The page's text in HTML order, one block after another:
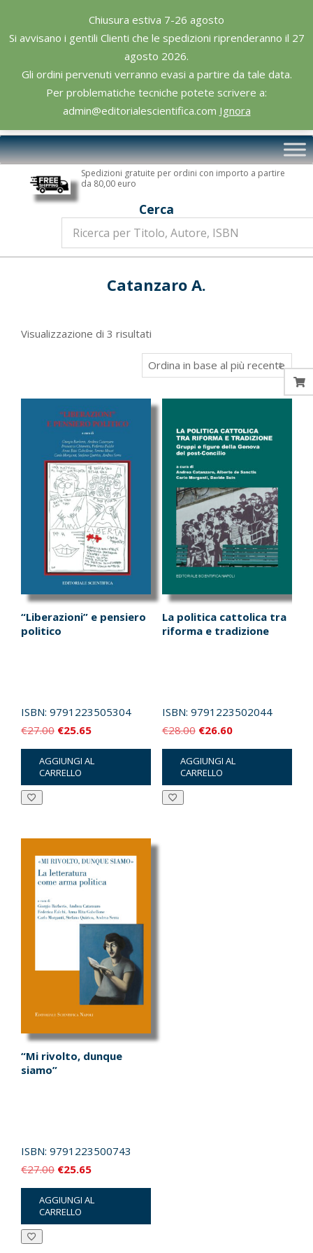
Chiusura estiva 7-26 agosto
Si avvisano i gentili Clienti che le spedizioni riprenderanno il 27
agosto 2026.
Gli ordini pervenuti verranno evasi a partire da tale data.
Per problematiche tecniche potete scrivere a:
admin@editorialescientifica.com Ignora
content
Editoriale
Scientifica
Primary
Navigation
Spedizioni gratuite per ordini con importo a partire
da 80,00 euro
Cerca
Catanzaro A.
Visualizzazione di 3 risultati
in
base
più
“Liberazioni” e pensiero
politico
ISBN: 9791223505304
€27.00 Il
prezzo
originale
era:
€25.65Il
prezzo
attuale
è:
AGGIUNGI AL
CARRELLO
La politica cattolica tra
riforma e tradizione
ISBN: 9791223502044
€28.00 Il
prezzo
originale
era:
€26.60Il
prezzo
attuale
è:
AGGIUNGI AL
CARRELLO
“Mi rivolto, dunque
siamo”
ISBN: 9791223500743
€27.00 Il
prezzo
originale
era:
€25.65Il
prezzo
attuale
è:
AGGIUNGI AL
CARRELLO